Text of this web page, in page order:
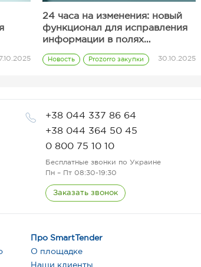
24 часа на изменения: новый
функционал для исправления
информации в полях
тендерного предложения
Новость Prozorro закупки 30.10.2025
+38 044 337 86 64
+38 044 364 50 45
0 800 75 10 10
Бесплатные звонки по Украине
Пн – Пт 08:30-19:30
Заказать звонок
Про SmartTender
О площадке
Наши клиенты